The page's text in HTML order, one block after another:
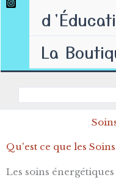
La
Rechercher
Qu'est ce que les
Les soins énergétiques